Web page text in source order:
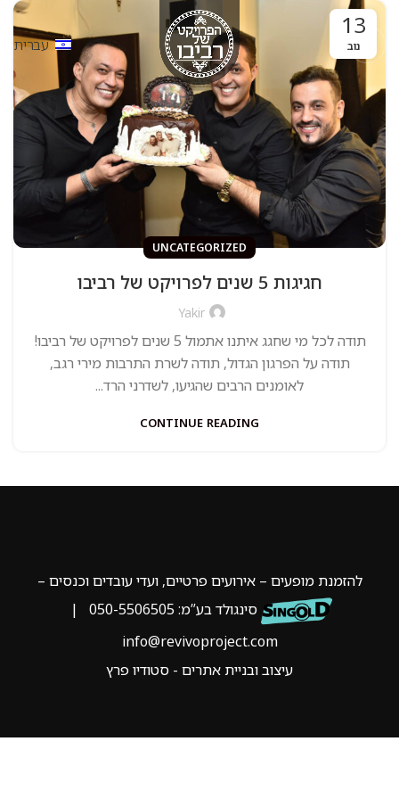
עברית
13
נוב
UNCATEGORIZED
חגיגות 5 שנים לפרויקט של רביבו
Yakir
תודה לכל מי שחגג איתנו אתמול 5 שנים לפרויקט של רביבו!
תודה על הפרגון הגדול, תודה לשרת התרבות מירי רגב,
לאומנים הרבים שהגיעו, לשדרני הרד...
CONTINUE READING
להזמנת מופעים – אירועים פרטיים, ועדי עובדים וכנסים –
סינגולד בע”מ:
|
info@revivoproject.com
עיצוב ובניית אתרים - סטודיו פרץ